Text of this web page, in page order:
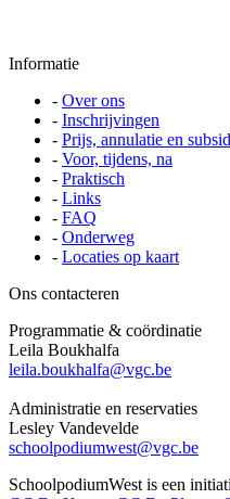
Informatie
- Over ons
- Inschrijvingen
- Prijs, annulatie en
- Voor, tijdens, na
- Praktisch
- Links
- FAQ
- Onderweg
- Locaties op kaart
Ons contacteren
Programmatie & coördinatie
Leila Boukhalfa
leila.boukhalfa@vgc.be
Administratie en reservaties
Lesley Vandevelde
schoolpodiumwest@vgc.be
SchoolpodiumWest is een